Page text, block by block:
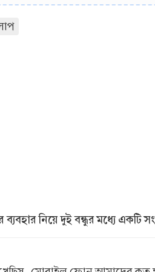
নিয়ে দুই বন্ধুর মধ্যে একটি